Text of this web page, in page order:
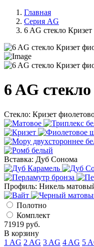
Главная
Серия AG
6 AG стекло
6 AG
Стекло: Кризет
Вставка: Дуб Сонома
Профиль: Никель
Полотно
Комплект
71919 руб.
В корзину
1 AG 2 AG 3 AG 4 AG 5